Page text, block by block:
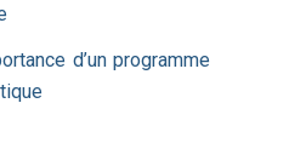
d’un programme